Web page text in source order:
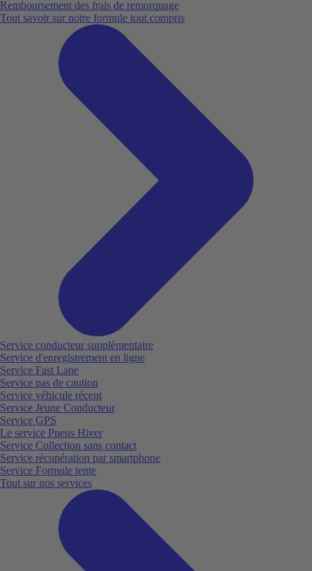
Remboursement des frais de remorquage
Tout savoir sur notre formule tout compris
Service conducteur supplémentaire
Service d'enregistrement en ligne
Service Fast Lane
Service pas de caution
Service véhicule récent
Service Jeune Conducteur
Service GPS
Le service Pneus Hiver
Service Collection sans contact
Service récupération par smartphone
Service Formule tente
Tout sur nos services